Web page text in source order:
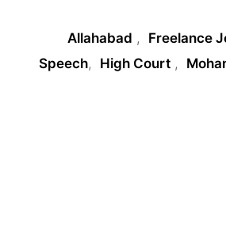
Allahabad , Freelance
Speech, High Court ,